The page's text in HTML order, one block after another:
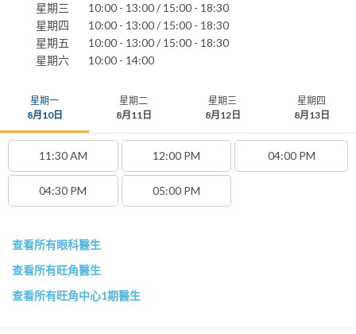
星期三
10:00 - 13:00 / 15:00 - 18:30
星期四
10:00 - 13:00 / 15:00 - 18:30
星期五
10:00 - 13:00 / 15:00 - 18:30
星期六
10:00 - 14:00
星期一
8月10日
星期二
8月11日
星期三
8月12日
星期四
8月13日
11:30 AM 12:00 PM 04:00 PM
04:30 PM 05:00 PM
查看所有眼科醫生
查看所有旺角醫生
查看所有旺角中心1期醫生